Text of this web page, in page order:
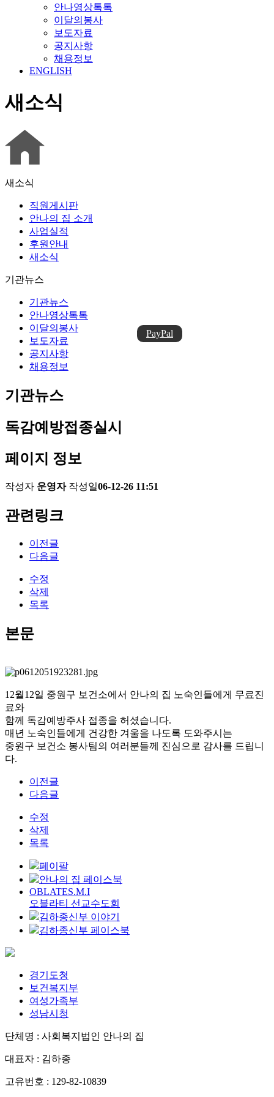
PayPal
안나영상톡톡
이달의봉사
보도자료
공지사항
채용정보
ENGLISH
새소식
새소식
직원게시판
안나의 집 소개
사업실적
후원안내
새소식
기관뉴스
기관뉴스
안나영상톡톡
이달의봉사
보도자료
공지사항
채용정보
기관뉴스
독감예방접종실시
페이지 정보
작성자 운영자 작성일06-12-26 11:51
관련링크
이전글
다음글
수정
삭제
목록
본문
12월12일 중원구 보건소에서 안나의 집 노숙인들에게 무료진
료와
함께 독감예방주사 접종을 허셨습니다.
매년 노숙인들에게 건강한 겨울을 나도록 도와주시는
중원구 보건소 봉사팀의 여러분들께 진심으로 감사를 드립니
다.
이전글
다음글
수정
삭제
목록
페이팔
안나의 집 페이스북
OBLATES.M.I
오블라티 선교수도회
김하종신부 이야기
김하종신부 페이스북
경기도청
보건복지부
여성가족부
성남시청
단체명 : 사회복지법인 안나의 집
대표자 : 김하종
고유번호 : 129-82-10839